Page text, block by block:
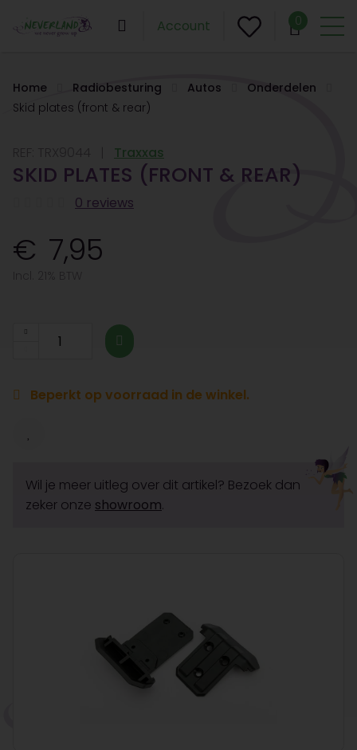
Account 0
Home Radiobesturing Autos
Onderdelen
Skid plates (front & rear)
Traxxas
SKID PLATES (FRONT & REAR)
0 reviews
7,95
Beperkt op voorraad in de winkel.
Wil je meer uitleg over dit artikel? Bezoek dan
zeker onze showroom.